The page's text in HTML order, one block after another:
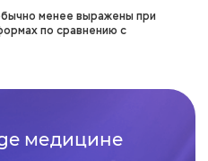
менее выражены при
по сравнению с
медицине